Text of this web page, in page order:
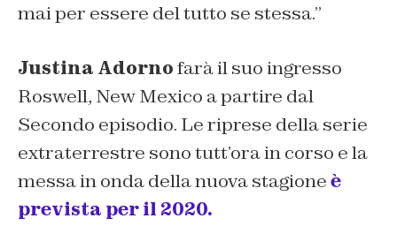
mai per essere del tutto se stessa.”
Justina Adornofarà il suo ingresso
Roswell, New Mexico a partire dal
Secondo episodio. Le riprese della serie
extraterrestre sono tutt’ora in corso e la
messa in onda della nuova stagioneè
prevista per il 2020.